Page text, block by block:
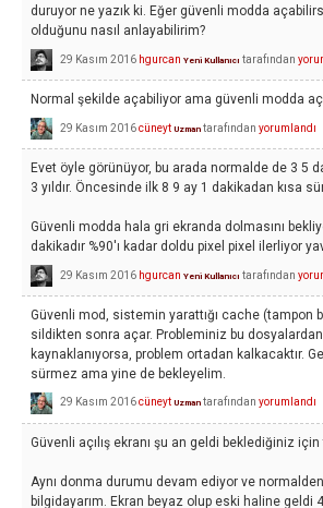
duruyor ne yazık ki. Eğer güvenli modda
olduğunu nasıl anlayabilirim?
29 Kasım 2016 hgurcan Yeni Kullanıcı tarafından
Normal şekilde açabiliyor ama güvenli modda
29 Kasım 2016cüneyt Uzman tarafından yorumlandı
Evet öyle görünüyor, bu arada normalde de 3 5
3 yıldır. Öncesinde ilk 8 9 ay 1 dakikadan kısa
Güvenli modda hala gri ekranda dolmasını
dakikadır %90'ı kadar doldu pixel pixel ilerliyor
29 Kasım 2016 hgurcan Yeni Kullanıcı tarafından
Güvenli mod, sistemin yarattığı cache (tampon
sildikten sonra açar. Probleminiz bu
kaynaklanıyorsa, problem ortadan kalkacaktır.
sürmez ama yine de bekleyelim.
29 Kasım 2016cüneyt Uzman tarafından yorumlandı
Güvenli açılış ekranı şu an geldi beklediğiniz
Aynı donma durumu devam ediyor ve
bilgidayarım. Ekran beyaz olup eski haline geldi